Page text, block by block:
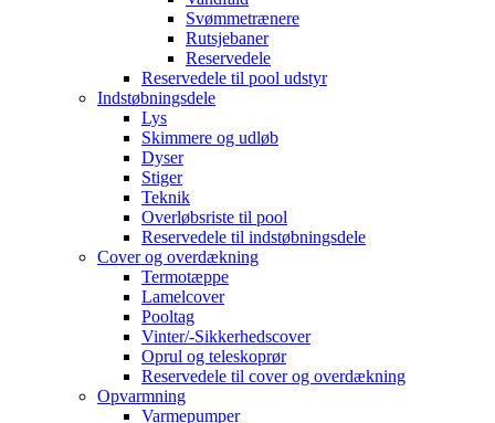
Svømmetrænere
Rutsjebaner
Reservedele
Reservedele til pool udstyr
Indstøbningsdele
Lys
Skimmere og udløb
Dyser
Stiger
Teknik
Overløbsriste til pool
Reservedele til indstøbningsdele
Cover og overdækning
Termotæppe
Lamelcover
Pooltag
Vinter/-Sikkerhedscover
Oprul og teleskoprør
Reservedele til cover og overdækning
Opvarmning
Varmepumper